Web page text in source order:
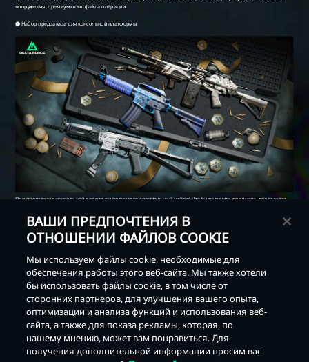
ВАШИ ПРЕДПОЧТЕНИЯ В
ОТНОШЕНИИ ФАЙЛОВ COOKIE
Мы используем файлы cookie, необходимые для
обеспечения работы этого веб-сайта. Мы также хотели
бы использовать файлы cookie, в том числе от
сторонних партнеров, для улучшения вашего опыта,
оптимизации и анализа функций и использования веб-
сайта, а также для показа рекламы, которая, по
нашему мнению, может вам понравиться. Для
получения дополнительной информации просим вас